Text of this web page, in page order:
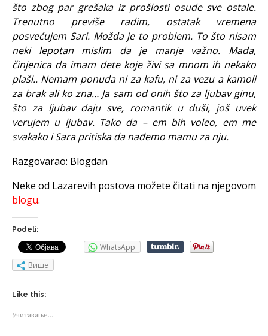
što zbog par grešaka iz prošlosti osude sve ostale.
Trenutno previše radim, ostatak vremena
posvećujem Sari. Možda je to problem. To što nisam
neki lepotan mislim da je manje važno. Mada,
činjenica da imam dete koje živi sa mnom ih nekako
plaši.. Nemam ponuda ni za kafu, ni za vezu a kamoli
za brak ali ko zna… Ja sam od onih što za ljubav ginu,
što za ljubav daju sve, romantik u duši, još uvek
verujem u ljubav. Tako da – em bih voleo, em me
svakako i Sara pritiska da nađemo mamu za nju.
Razgovarao: Blogdan
Neke od Lazarevih postova možete čitati na njegovom
blogu.
Podeli:
WhatsApp
Више
Like this:
Учитавање...